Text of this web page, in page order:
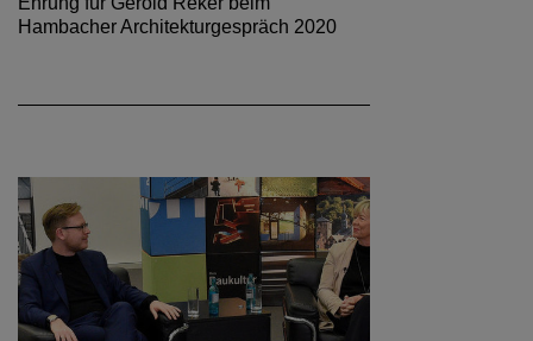
Hambacher Architekturgespräch 2020